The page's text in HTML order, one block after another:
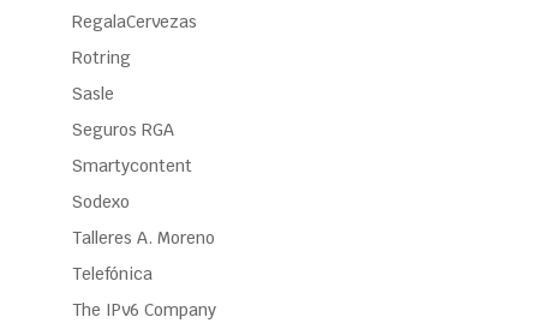
RegalaCervezas
Rotring
Sasle
Seguros RGA
Smartycontent
Sodexo
Talleres A. Moreno
Telefónica
The IPv6 Company